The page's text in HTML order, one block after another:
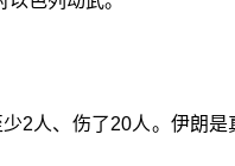
2人、伤了20人。伊朗